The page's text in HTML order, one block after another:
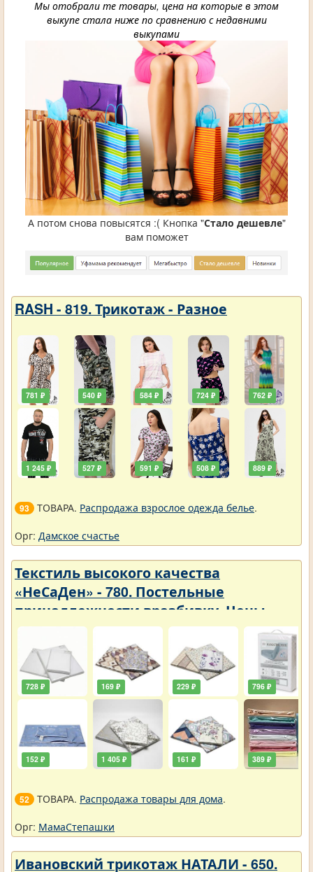
Мы отобрали те товары, цена на которые в этом
выкупе стала ниже по сравнению с недавними
выкупами
А потом снова повысятся :( Кнопка "Стало дешевле"
вам поможет
RASH - 819. Трикотаж - Разное
781 ₽
1 245 ₽
540 ₽
527 ₽
584 ₽
591 ₽
724 ₽
508 ₽
762 ₽
889 ₽
93 ТОВАРА. Распродажа взрослое одежда белье.
Орг: Дамское счастье
Текстиль высокого качества
«НеСаДен» - 780. Постельные
принадлежности вразбивку. Цены
упали
728 ₽
152 ₽
169 ₽
1 405 ₽
229 ₽
161 ₽
796 ₽
389 ₽
52 ТОВАРА. Распродажа товары для дома.
Орг: МамаСтепашки
Ивановский трикотаж НАТАЛИ - 650.